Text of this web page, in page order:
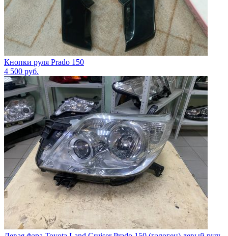
Кнопки руля Prado 150
4 500 руб.